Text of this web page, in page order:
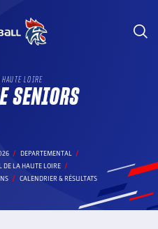
HAUTE LOIRE
SENIORS
DEPARTEMENTAL
DE LA HAUTE LOIRE
CALENDRIER & RÉSULTATS